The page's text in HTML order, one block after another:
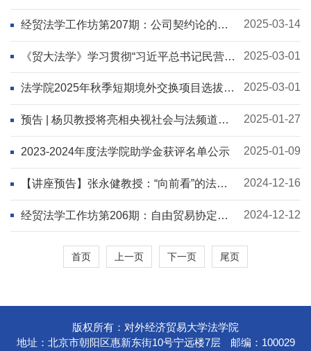
2025年春季校园法学专场双选会来啦！
经贸法学工作坊第207期：公司契约论的结
构化
2025-03-14
《贸大法学》学习贯彻“习近平总书记民营经
济座谈会讲话精神”专题稿约
2025-03-01
法学院2025年秋季短期境外交换项目选拔通
知
2025-03-01
预告 | 杨贝教授将亮相央视社会与法频道春
节档节目
2025-01-27
2023-2024年度法学院助学金获评名单公示 2025-01-09
【讲座预告】张永健教授：“向前看”的法经
济分析与法学教育的“向前看”
2024-12-16
经贸法学工作坊第206期：自由贸易协定中
的环境保护问题
2024-12-12
首页 上一页 下一页 尾页
版权所有：对外经济贸易大学法学院
地址：北京市朝阳区惠新东街10号宁远楼7层
邮编：100029